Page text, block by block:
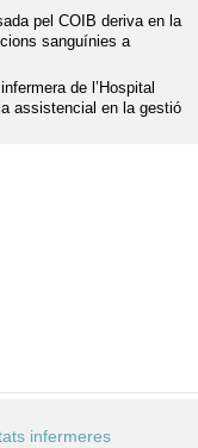
pel COIB deriva en la
sanguínies a
de l’Hospital
assistencial en la gestió
infermeres